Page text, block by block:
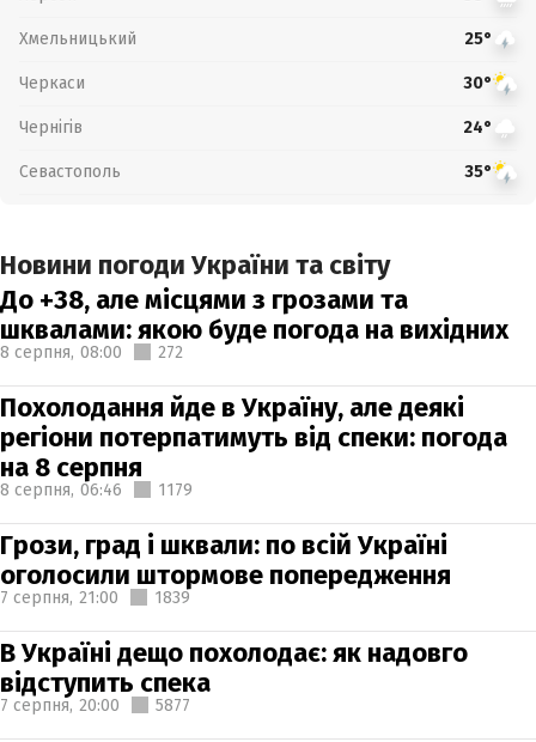
Хмельницький 25°
Черкаси 30°
Чернігів 24°
Севастополь 35°
Новини погоди України та світу
До +38, але місцями з грозами та
шквалами: якою буде погода на вихідних
8 серпня, 08:00 272
Похолодання йде в Україну, але деякі
регіони потерпатимуть від спеки: погода
на 8 серпня
8 серпня, 06:46 1179
Грози, град і шквали: по всій Україні
оголосили штормове попередження
7 серпня, 21:00 1839
В Україні дещо похолодає: як надовго
відступить спека
7 серпня, 20:00 5877